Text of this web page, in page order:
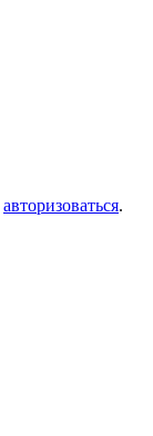
авторизоваться.